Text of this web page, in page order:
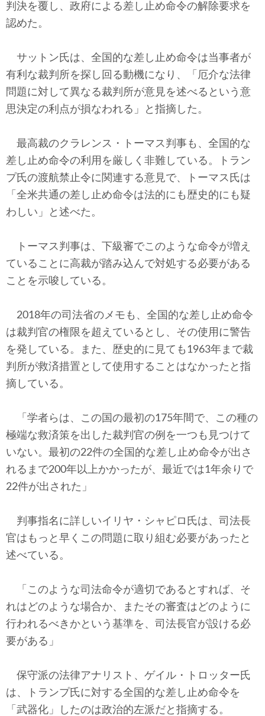
判決を覆し、政府による差し止め命令の解除要求を
認めた。
サットン氏は、全国的な差し止め命令は当事者が
有利な裁判所を探し回る動機になり、「厄介な法律
問題に対して異なる裁判所が意見を述べるという意
思決定の利点が損なわれる」と指摘した。
最高裁のクラレンス・トーマス判事も、全国的な
差し止め命令の利用を厳しく非難している。トラン
プ氏の渡航禁止令に関連する意見で、トーマス氏は
「全米共通の差し止め命令は法的にも歴史的にも疑
わしい」と述べた。
トーマス判事は、下級審でこのような命令が増え
ていることに高裁が踏み込んで対処する必要がある
ことを示唆している。
2018年の司法省のメモも、全国的な差し止め命令
は裁判官の権限を超えているとし、その使用に警告
を発している。また、歴史的に見ても1963年まで裁
判所が救済措置として使用することはなかったと指
摘している。
「学者らは、この国の最初の175年間で、この種の
極端な救済策を出した裁判官の例を一つも見つけて
いない。最初の22件の全国的な差し止め命令が出さ
れるまで200年以上かかったが、最近では1年余りで
22件が出された」
判事指名に詳しいイリヤ・シャピロ氏は、司法長
官はもっと早くこの問題に取り組む必要があったと
述べている。
「このような司法命令が適切であるとすれば、そ
れはどのような場合か、またその審査はどのように
行われるべきかという基準を、司法長官が設ける必
要がある」
保守派の法律アナリスト、ゲイル・トロッター氏
は、トランプ氏に対する全国的な差し止め命令を
「武器化」したのは政治的左派だと指摘する。